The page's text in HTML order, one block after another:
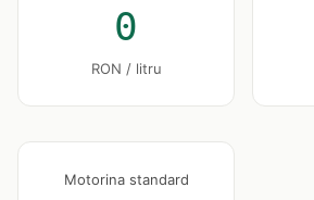
0
RON / litru
Motorina standard